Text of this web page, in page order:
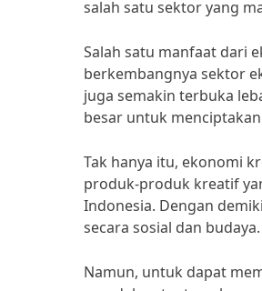
salah satu sektor yang
Salah satu manfaat dari
berkembangnya sektor
juga semakin terbuka
besar untuk
Tak hanya itu, ekonomi
produk-produk kreatif
Indonesia. Dengan
secara sosial dan budaya.
Namun, untuk dapat